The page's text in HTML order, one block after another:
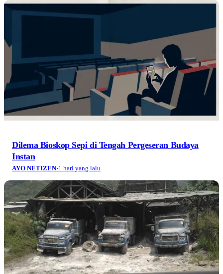
Dilema Bioskop Sepi di Tengah Pergeseran Budaya
Instan
AYO NETIZEN·1 hari yang lalu